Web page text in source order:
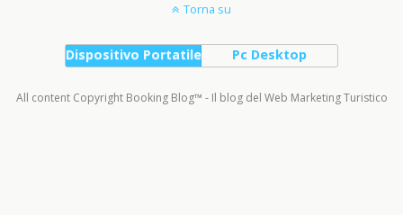
Torna su
Dispositivo Portatile Pc Desktop
All content Copyright Booking Blog™ - Il blog del Web Marketing Turistico